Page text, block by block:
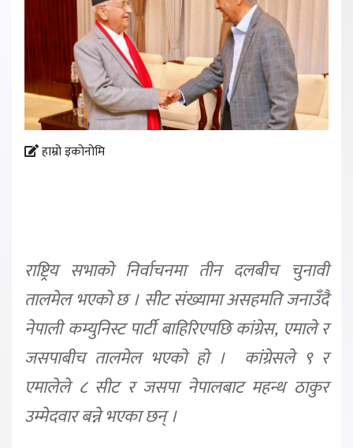
हाम्रो इकोनोमि
राष्ट्रिय सभाको निर्वाचनमा तीन दलबीच चुनावी
तालमेल भएको छ । सीट संख्यामा असहमति जनाउँदै
नेपाली कम्युनिस्ट पार्टी बाहिरिएपछि कांग्रेस, एमाले र
जसपाबीच तालमेल भएको हो । कांग्रेसले ९ र
एमालेले ८ सीट र जसपा नेपालबाट महन्थ ठाकुर
उम्मेदवार बन्ने भएका छन् ।